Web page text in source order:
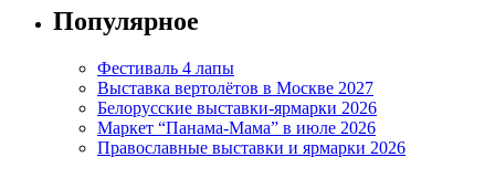
Популярное
Фестиваль 4 лапы
Выставка вертолётов в Москве 2027
Белорусские выставки-ярмарки 2026
Маркет “Панама-Мама” в июле 2026
Православные выставки и ярмарки 2026